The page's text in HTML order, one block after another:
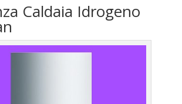
Caldaia Idrogeno